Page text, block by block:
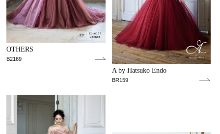
OTHERS
B2169
A by Hatsuko Endo
BR159